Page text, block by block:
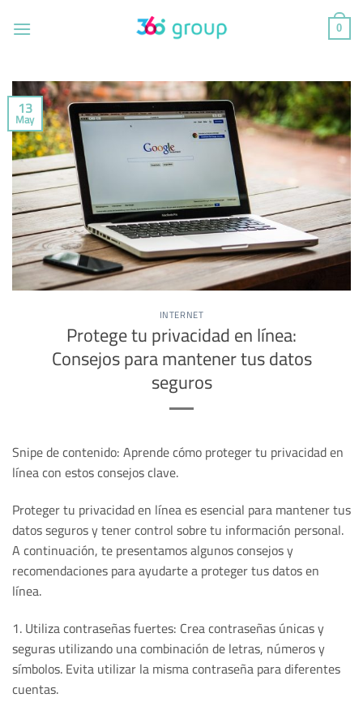
0
13
May
INTERNET
Protege tu privacidad en línea:
Consejos para mantener tus datos
seguros
Snipe de contenido: Aprende cómo proteger tu privacidad en
línea con estos consejos clave.
Proteger tu privacidad en línea es esencial para mantener tus
datos seguros y tener control sobre tu información personal.
A continuación, te presentamos algunos consejos y
recomendaciones para ayudarte a proteger tus datos en
línea.
1. Utiliza contraseñas fuertes: Crea contraseñas únicas y
seguras utilizando una combinación de letras, números y
símbolos. Evita utilizar la misma contraseña para diferentes
cuentas.